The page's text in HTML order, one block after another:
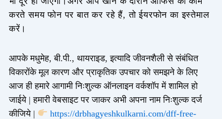
करते समय फोन पर बात कर रहे हैं, तो ईयरफोन का इस्तेमाल
करें।
आपके मधुमेह, बी.पी., थायराइड, इत्यादि जीवनशैली से संबंधित
विकारोंके मूल कारण और प्राकृतिक उपचार को समझने के लिए
आज ही हमारे आगामी निःशुल्क ऑनलाइन वर्कशॉप में शामिल हो
जाईये | हमारी वेबसाइट पर जाकर अभी अपना नाम निःशुल्क दर्ज
कीजिये |
https://drbhagyeshkulkarni.com/dff-free-